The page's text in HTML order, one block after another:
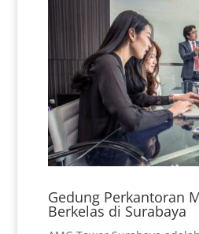
Gedung Perkantoran
Berkelas di Surabaya